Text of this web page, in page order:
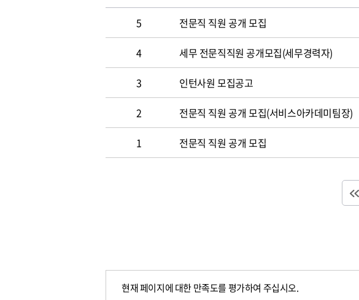
5 전문직 직원 공개 모집
4 세무 전문직직원 공개모집(세무경력자)
3 인턴사원 모집공고
2 전문직 직원 공개 모집(서비스아카데미팀장)
1 전문직 직원 공개 모집
현재 페이지에 대한 만족도를 평가하여 주십시오.